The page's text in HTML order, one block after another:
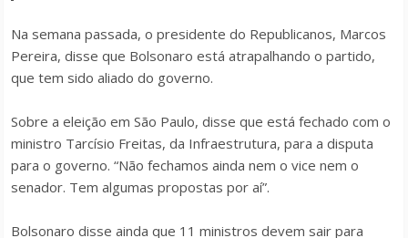
Na semana passada, o presidente do Republicanos, Marcos
Pereira, disse que Bolsonaro está atrapalhando o partido,
que tem sido aliado do governo.
Sobre a eleição em São Paulo, disse que está fechado com o
ministro Tarcísio Freitas, da Infraestrutura, para a disputa
para o governo. “Não fechamos ainda nem o vice nem o
senador. Tem algumas propostas por aí”.
Bolsonaro disse ainda que 11 ministros devem sair para